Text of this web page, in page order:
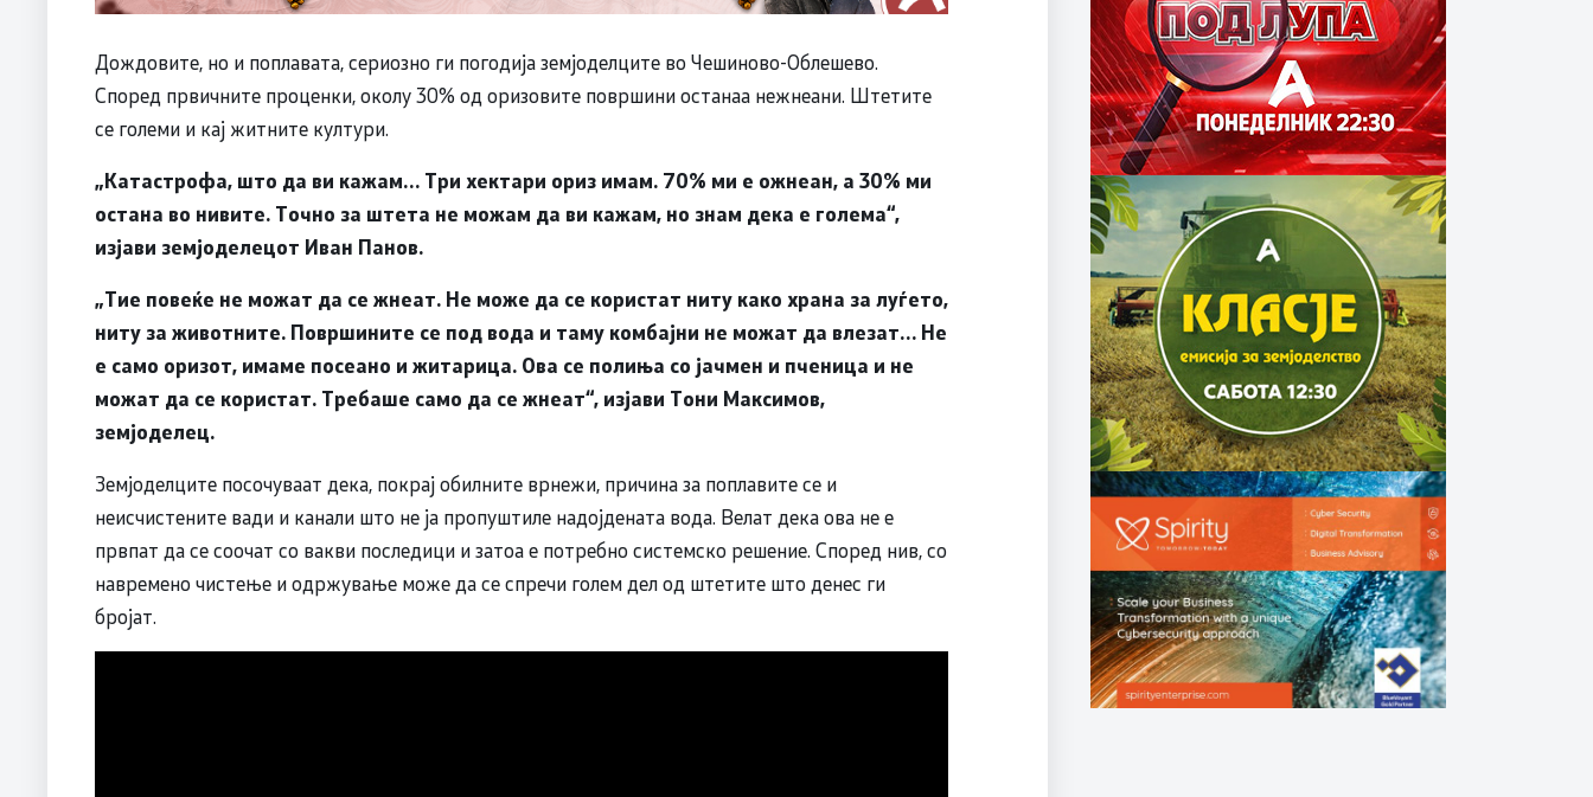
Дождовите, но и поплавата, сериозно ги погодија земјоделците во Чешиново-Облешево.
Според првичните проценки, околу 30% од оризовите површини останаа нежнеани. Штетите
се големи и кај житните култури.
„Катастрофа, што да ви кажам… Три хектари ориз имам. 70% ми е ожнеан, а 30% ми
остана во нивите. Точно за штета не можам да ви кажам, но знам дека е голема“,
изјави земјоделецот Иван Панов.
„Тие повеќе не можат да се жнеат. Не може да се користат ниту како храна за луѓето,
ниту за животните. Површините се под вода и таму комбајни не можат да влезат… Не
е само оризот, имаме посеано и житарица. Ова се полиња со јачмен и пченица и не
можат да се користат. Требаше само да се жнеат“, изјави Тони Максимов,
земјоделец.
Земјоделците посочуваат дека, покрај обилните врнежи, причина за поплавите се и
неисчистените вади и канали што не ја пропуштиле надојдената вода. Велат дека ова не е
првпат да се соочат со вакви последици и затоа е потребно системско решение. Според нив, со
навремено чистење и одржување може да се спречи голем дел од штетите што денес ги
бројат.